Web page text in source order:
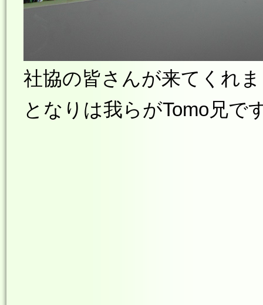
社協の皆さんが来てくれ
となりは我らがTomo兄で